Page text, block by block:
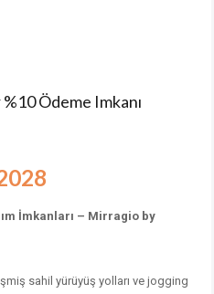
Ödeme Imkanı
İmkanları – Mirragio by
sahil yürüyüş yolları ve jogging